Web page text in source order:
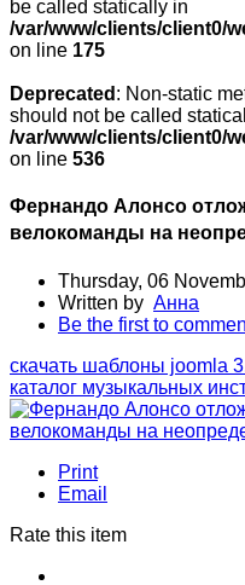
be called statically in
/var/www/clients/client0/
on line 175
Deprecated : Non-static
should not be called
/var/www/clients/client0/
on line 536
Фернандо Алонсо
велокоманды на
Thursday, 06
Written by Анна
Be the first to
скачать шаблоны joomla
каталог музыкальных
Print
Email
Rate this item